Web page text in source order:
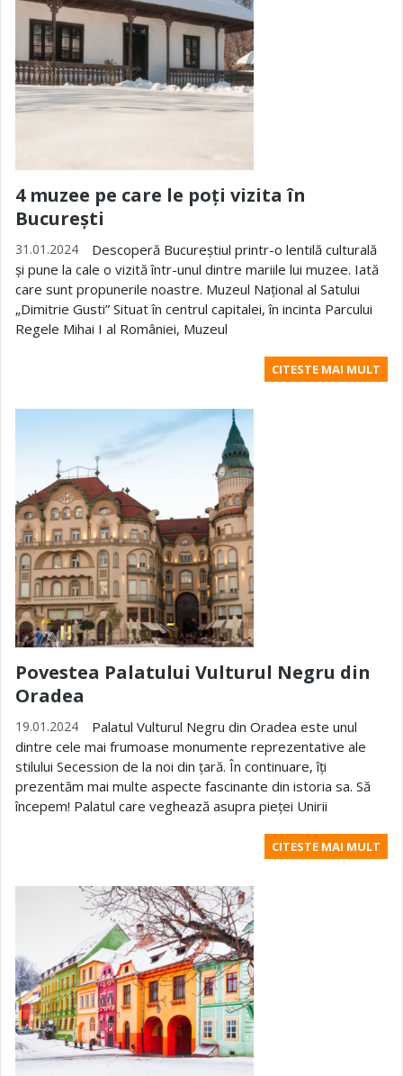
4 muzee pe care le poți vizita în
București
31.01.2024
Descoperă Bucureștiul printr-o lentilă culturală
și pune la cale o vizită într-unul dintre mariile lui muzee. Iată
care sunt propunerile noastre. Muzeul Național al Satului
„Dimitrie Gusti” Situat în centrul capitalei, în incinta Parcului
Regele Mihai I al României, Muzeul
CITESTE MAI MULT
Povestea Palatului Vulturul Negru din
Oradea
19.01.2024
Palatul Vulturul Negru din Oradea este unul
dintre cele mai frumoase monumente reprezentative ale
stilului Secession de la noi din țară. În continuare, îți
prezentăm mai multe aspecte fascinante din istoria sa. Să
începem! Palatul care veghează asupra pieței Unirii
CITESTE MAI MULT